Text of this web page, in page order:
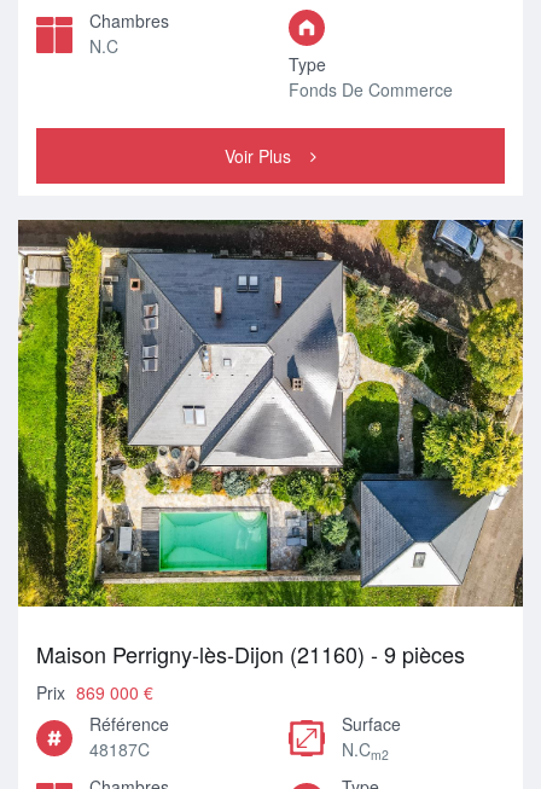
Chambres
N.C
Type
Fonds De Commerce
Voir Plus
Maison Perrigny-lès-Dijon (21160) - 9 pièces
Prix 869 000 €
Référence
48187C
Surface
N.Cm2